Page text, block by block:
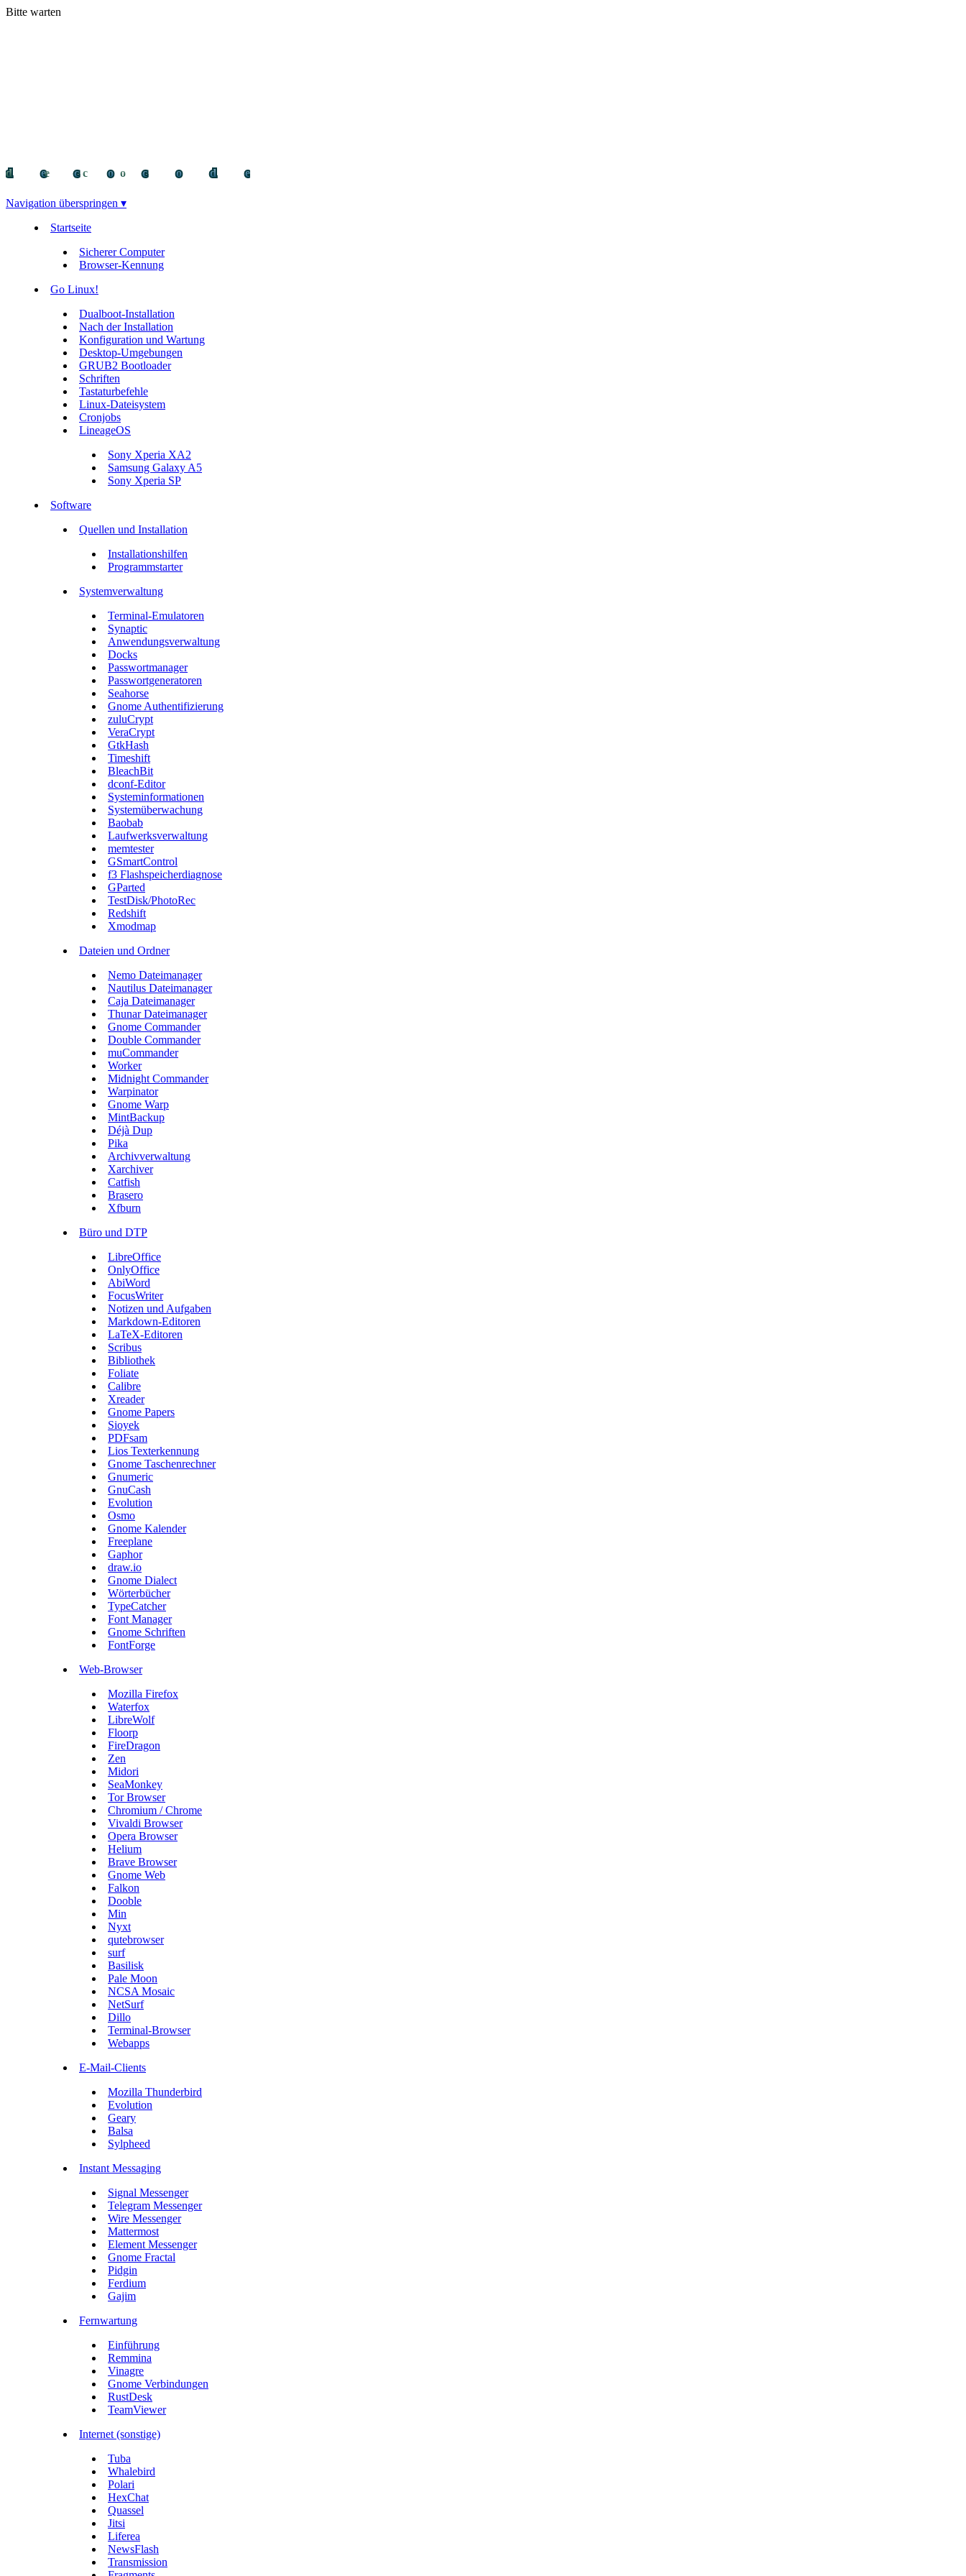
Bitte warten
decocode
decocode
deco
Navigation überspringen ▾
Startseite
Sicherer Computer
Browser-Kennung
Go Linux!
Dualboot-Installation
Nach der Installation
Konfiguration und Wartung
Desktop-Umgebungen
GRUB2 Bootloader
Schriften
Tastaturbefehle
Linux-Dateisystem
Cronjobs
LineageOS
Sony Xperia XA2
Samsung Galaxy A5
Sony Xperia SP
Software
Quellen und Installation
Installationshilfen
Programmstarter
Systemverwaltung
Terminal-Emulatoren
Synaptic
Anwendungsverwaltung
Docks
Passwortmanager
Passwortgeneratoren
Seahorse
Gnome Authentifizierung
zuluCrypt
VeraCrypt
GtkHash
Timeshift
BleachBit
dconf-Editor
Systeminformationen
Systemüberwachung
Baobab
Laufwerksverwaltung
memtester
GSmartControl
f3 Flashspeicherdiagnose
GParted
TestDisk/PhotoRec
Redshift
Xmodmap
Dateien und Ordner
Nemo Dateimanager
Nautilus Dateimanager
Caja Dateimanager
Thunar Dateimanager
Gnome Commander
Double Commander
muCommander
Worker
Midnight Commander
Warpinator
Gnome Warp
MintBackup
Déjà Dup
Pika
Archivverwaltung
Xarchiver
Catfish
Brasero
Xfburn
Büro und DTP
LibreOffice
OnlyOffice
AbiWord
FocusWriter
Notizen und Aufgaben
Markdown-Editoren
LaTeX-Editoren
Scribus
Bibliothek
Foliate
Calibre
Xreader
Gnome Papers
Sioyek
PDFsam
Lios Texterkennung
Gnome Taschenrechner
Gnumeric
GnuCash
Evolution
Osmo
Gnome Kalender
Freeplane
Gaphor
draw.io
Gnome Dialect
Wörterbücher
TypeCatcher
Font Manager
Gnome Schriften
FontForge
Web-Browser
Mozilla Firefox
Waterfox
LibreWolf
Floorp
FireDragon
Zen
Midori
SeaMonkey
Tor Browser
Chromium / Chrome
Vivaldi Browser
Opera Browser
Helium
Brave Browser
Gnome Web
Falkon
Dooble
Min
Nyxt
qutebrowser
surf
Basilisk
Pale Moon
NCSA Mosaic
NetSurf
Dillo
Terminal-Browser
Webapps
E-Mail-Clients
Mozilla Thunderbird
Evolution
Geary
Balsa
Sylpheed
Instant Messaging
Signal Messenger
Telegram Messenger
Wire Messenger
Mattermost
Element Messenger
Gnome Fractal
Pidgin
Ferdium
Gajim
Fernwartung
Einführung
Remmina
Vinagre
Gnome Verbindungen
RustDesk
TeamViewer
Internet (sonstige)
Tuba
Whalebird
Polari
HexChat
Quassel
Jitsi
Liferea
NewsFlash
Transmission